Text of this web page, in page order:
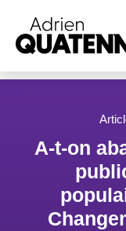
A-t-on